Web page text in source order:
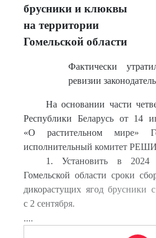
брусники и клюквы
на территории
Гомельской области
Фактически
ревизии
На основании части
Республики Беларусь от
«О растительном мире»
исполнительный комитет
1. Установить в 2024
Гомельской области сроки
дикорастущих ягод брусники
с 2 сентября.
....